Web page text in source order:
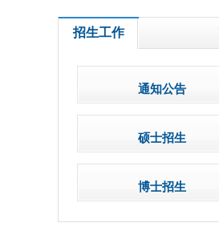
招生工作
通知公告
硕士招生
博士招生